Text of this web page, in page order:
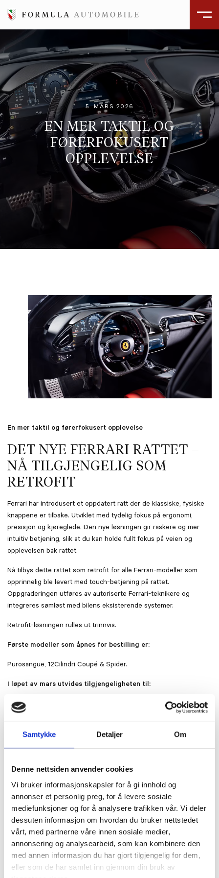
Samtykke Detaljer Om
Denne nettsiden anvender cookies
Vi bruker informasjonskapsler for å gi innhold og
annonser et personlig preg, for å levere sosiale
mediefunksjoner og for å analysere trafikken vår. Vi deler
dessuten informasjon om hvordan du bruker nettstedet
vårt, med partnerne våre innen sosiale medier,
annonsering og analysearbeid, som kan kombinere den
med annen informasjon du har gjort tilgjengelig for dem,
eller som de har samlet inn gjennom din bruk av
5. MARS 2026
EN MER TAKTIL OG
FØRERFOKUSERT
OPPLEVELSE
En mer taktil og førerfokusert opplevelse
DET NYE FERRARI RATTET –
NÅ TILGJENGELIG SOM
RETROFIT
Ferrari har introdusert et oppdatert ratt der de klassiske, fysiske
knappene er tilbake. Utviklet med tydelig fokus på ergonomi,
presisjon og kjøreglede. Den nye løsningen gir raskere og mer
intuitiv betjening, slik at du kan holde fullt fokus på veien og
opplevelsen bak rattet.
Nå tilbys dette rattet som retrofit for alle Ferrari-modeller som
opprinnelig ble levert med touch-betjening på rattet.
Oppgraderingen utføres av autoriserte Ferrari-teknikere og
integreres sømløst med bilens eksisterende systemer.
Retrofit-løsningen rulles ut trinnvis.
Første modeller som åpnes for bestilling er:
Purosangue, 12Cilindri Coupé & Spider.
I løpet av mars utvides tilgjengeligheten til:
Roma Spider & 296 2024-modeller (GTB/GTS).
FORESPØRSEL
ANDRE